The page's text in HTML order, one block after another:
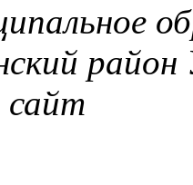
район
сайт